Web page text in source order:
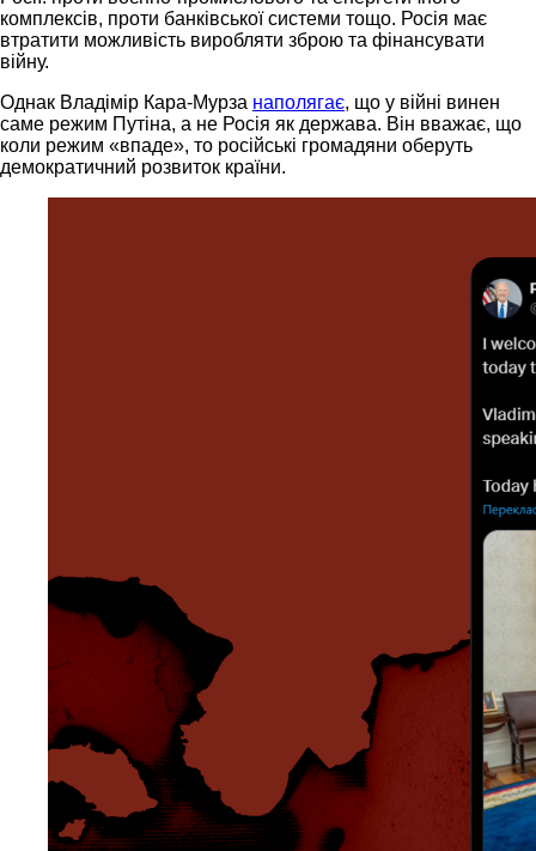
комплексів, проти банківської системи тощо. Росія має
втратити можливість виробляти зброю та фінансувати
війну.
Однак Владімір Кара-Мурза наполягає, що у війні винен
саме режим Путіна, а не Росія як держава. Він вважає, що
коли режим «впаде», то російські громадяни оберуть
демократичний розвиток країни.